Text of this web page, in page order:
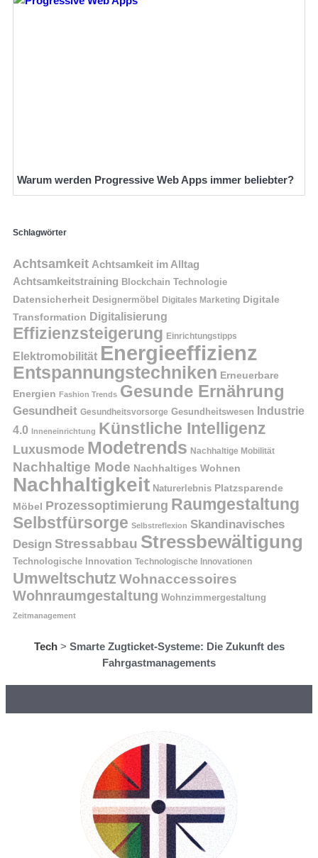
Warum werden Progressive Web Apps immer beliebter?
Schlagwörter
Achtsamkeit Achtsamkeit im Alltag
Achtsamkeitstraining Blockchain Technologie
Datensicherheit Designermöbel Digitales Marketing Digitale
Transformation Digitalisierung
Effizienzsteigerung Einrichtungstipps
Elektromobilität Energieeffizienz
Entspannungstechniken Erneuerbare
Energien Fashion Trends Gesunde Ernährung
Gesundheit Gesundheitsvorsorge Gesundheitswesen Industrie
4.0 Inneneinrichtung Künstliche Intelligenz
Luxusmode Modetrends Nachhaltige Mobilität
Nachhaltige Mode Nachhaltiges Wohnen
Nachhaltigkeit Naturerlebnis Platzsparende
Möbel
Prozessoptimierung Raumgestaltung
Selbstfürsorge Selbstreflexion Skandinavisches
Design Stressabbau Stressbewältigung
Technologische Innovation Technologische Innovationen
Umweltschutz Wohnaccessoires
Wohnraumgestaltung Wohnzimmergestaltung
Zeitmanagement
Tech> Smarte Zugticket-Systeme: Die Zukunft des
Fahrgastmanagements